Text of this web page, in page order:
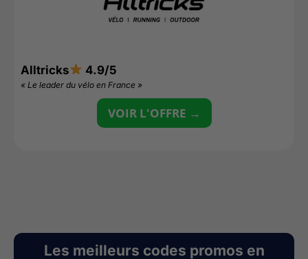
Alltricks 4.9/5
« Le leader du vélo en France »
VOIR L'OFFRE →
Les meilleurs codes promos en